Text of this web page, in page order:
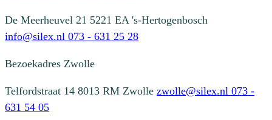
De Meerheuvel 21 5221 EA 's-Hertogenbosch
info@silex.nl 073 - 631 25 28
Bezoekadres Zwolle
Telfordstraat 14 8013 RM Zwolle zwolle@silex.nl 073 -
631 54 05